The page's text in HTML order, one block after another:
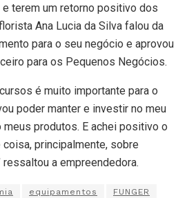
terem um retorno positivo dos
Ana Lucia da Silva falou da
para o seu negócio e aprovou
para os Pequenos Negócios.
é muito importante para o
poder manter e investir no meu
produtos. E achei positivo o
principalmente, sobre
ressaltou a empreendedora.
equipamentos FUNGER